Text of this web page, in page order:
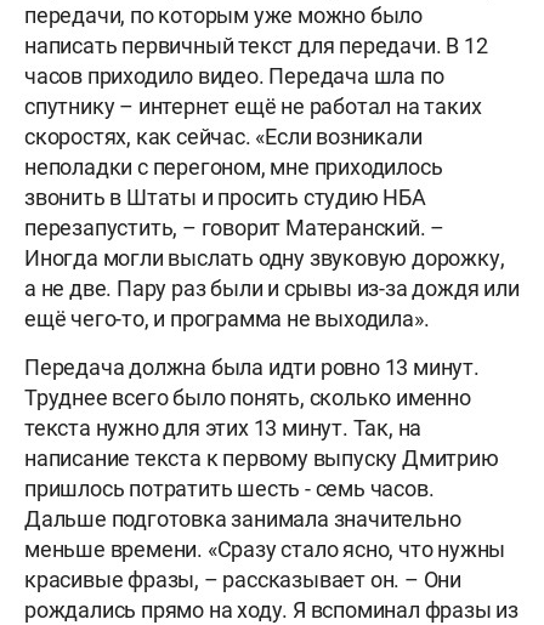
передачи, по которым уже можно было
написать первичный текст для передачи. В 12
часов приходило видео. Передача шла по
спутнику – интернет ещё не работал на таких
скоростях, как сейчас. «Если возникали
неполадки с перегоном, мне приходилось
звонить в Штаты и просить студию НБА
перезапустить, – говорит Матеранский. –
Иногда могли выслать одну звуковую дорожку,
а не две. Пару раз были и срывы из-за дождя или
ещё чего-то, и программа не выходила».
Передача должна была идти ровно 13 минут.
Труднее всего было понять, сколько именно
текста нужно для этих 13 минут. Так, на
написание текста к первому выпуску Дмитрию
пришлось потратить шесть - семь часов.
Дальше подготовка занимала значительно
меньше времени. «Сразу стало ясно, что нужны
красивые фразы, – рассказывает он. – Они
рождались прямо на ходу. Я вспоминал фразы из